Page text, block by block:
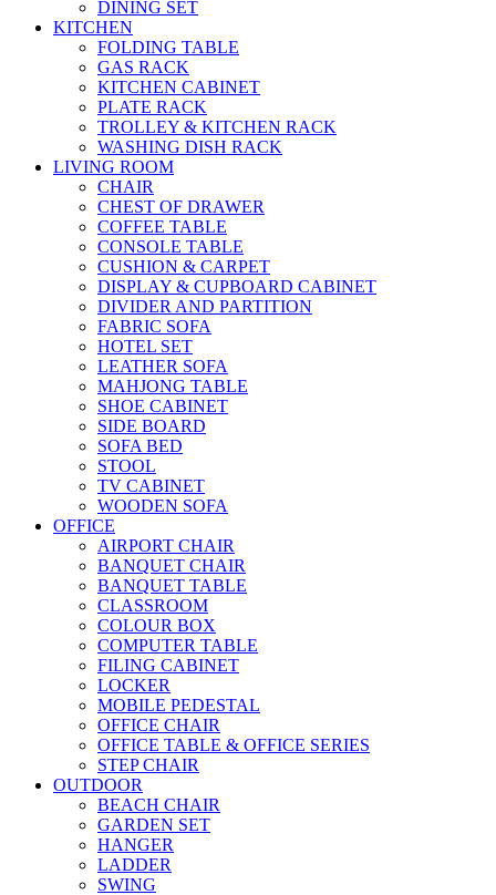
DINING SET
KITCHEN
FOLDING TABLE
GAS RACK
KITCHEN CABINET
PLATE RACK
TROLLEY & KITCHEN RACK
WASHING DISH RACK
LIVING ROOM
CHAIR
CHEST OF DRAWER
COFFEE TABLE
CONSOLE TABLE
CUSHION & CARPET
DISPLAY & CUPBOARD CABINET
DIVIDER AND PARTITION
FABRIC SOFA
HOTEL SET
LEATHER SOFA
MAHJONG TABLE
SHOE CABINET
SIDE BOARD
SOFA BED
STOOL
TV CABINET
WOODEN SOFA
OFFICE
AIRPORT CHAIR
BANQUET CHAIR
BANQUET TABLE
CLASSROOM
COLOUR BOX
COMPUTER TABLE
FILING CABINET
LOCKER
MOBILE PEDESTAL
OFFICE CHAIR
OFFICE TABLE & OFFICE SERIES
STEP CHAIR
OUTDOOR
BEACH CHAIR
GARDEN SET
HANGER
LADDER
SWING